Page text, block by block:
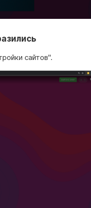
сайтов".